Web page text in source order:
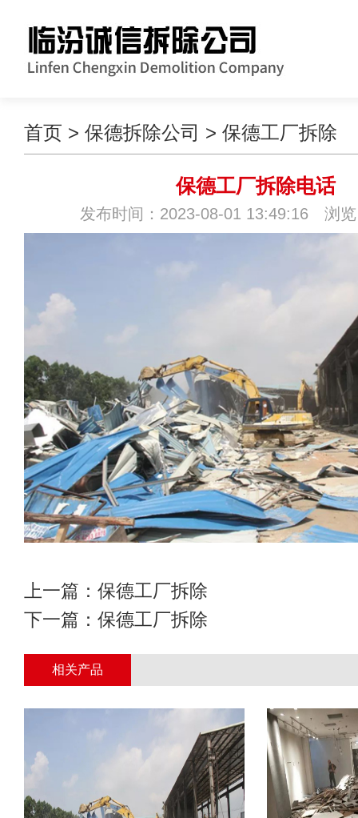
首页 > 保德拆除公司 > 保德工厂拆除
保德工厂拆除电话
发布时间：2023-08-01 13:49:16 浏览
上一篇： 保德工厂拆除
下一篇： 保德工厂拆除
相关产品